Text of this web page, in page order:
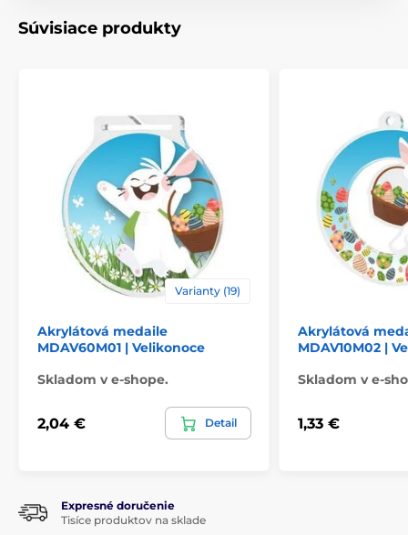
Motív
Spôsob personalizácie
Súvisiace produkty
Varianty (19)
Akrylátová medaile
MDAV60M01 | Velikonoce
Skladom v e-shope.
2,04 € Detail
Akrylátová
MDAV10M02 |
Skladom v e-
1,33 €
Expresné doručenie
Tisíce produktov na sklade